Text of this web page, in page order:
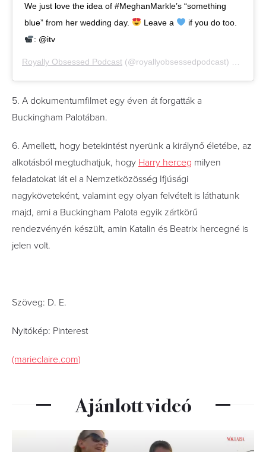
We just love the idea of #MeghanMarkle’s “something
blue” from her wedding day.
Leave a
if you do too.
: @itv
Royally Obsessed Podcast (@royallyobsessedpodcast) által megosztott bejegyzés,
5. A dokumentumfilmet egy éven át forgatták a
Buckingham Palotában.
6. Amellett, hogy betekintést nyerünk a királynő életébe, az
alkotásból megtudhatjuk, hogy Harry herceg milyen
feladatokat lát el a Nemzetközösség Ifjúsági
nagyköveteként, valamint egy olyan felvételt is láthatunk
majd, ami a Buckingham Palota egyik zártkörű
rendezvényén készült, amin Katalin és Beatrix hercegné is
jelen volt.
Szöveg: D. E.
Nyitókép: Pinterest
(marieclaire.com)
Ajánlott videó